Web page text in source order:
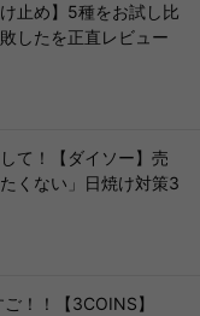
止め】5種をお試し比
したを正直レビュー
て！【ダイソー】売
くない」日焼け対策3
！！【3COINS】